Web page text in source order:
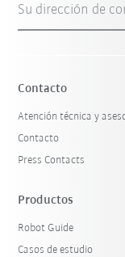
Su dirección de
Contacto
Atención técnica y
Contacto
Press Contacts
Productos
Robot Guide
Casos de estudio